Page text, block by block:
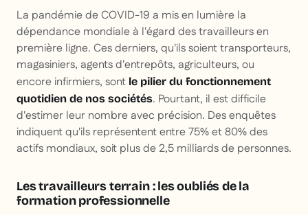
La pandémie de COVID-19 a mis en lumière la
dépendance mondiale à l'égard des travailleurs en
première ligne. Ces derniers, qu'ils soient transporteurs,
magasiniers, agents d'entrepôts, agriculteurs, ou
encore infirmiers, sont le pilier du fonctionnement
quotidien de nos sociétés. Pourtant, il est difficile
d'estimer leur nombre avec précision. Des enquêtes
indiquent qu'ils représentent entre 75% et 80% des
actifs mondiaux, soit plus de 2,5 milliards de personnes.
Les travailleurs terrain : les oubliés de la
formation professionnelle